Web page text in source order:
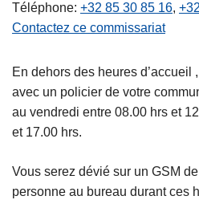
Téléphone +32 85 30 85 16
Contactez ce commissariat
En dehors des heures
avec un policier de votre
au vendredi entre 08.00 hrs et
et 17.00 hrs.
Vous serez dévié sur un GSM de
personne au bureau durant ces